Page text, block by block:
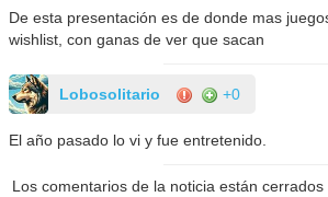
De esta presentación es de donde mas
wishlist, con ganas de ver que sacan
Lobosolitario +0
El año pasado lo vi y fue entretenido.
Los comentarios de la noticia están